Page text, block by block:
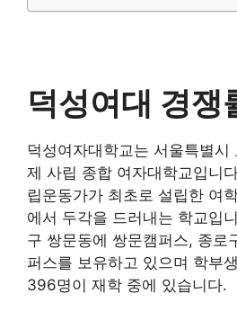
덕성여대 경쟁
덕성여자대학교는 서울특별시
제 사립 종합 여자대학교입니
립운동가가 최초로 설립한 여
에서 두각을 드러내는 학교입
구 쌍문동에 쌍문캠퍼스, 종로
퍼스를 보유하고 있으며 학부
396명이 재학 중에 있습니다.